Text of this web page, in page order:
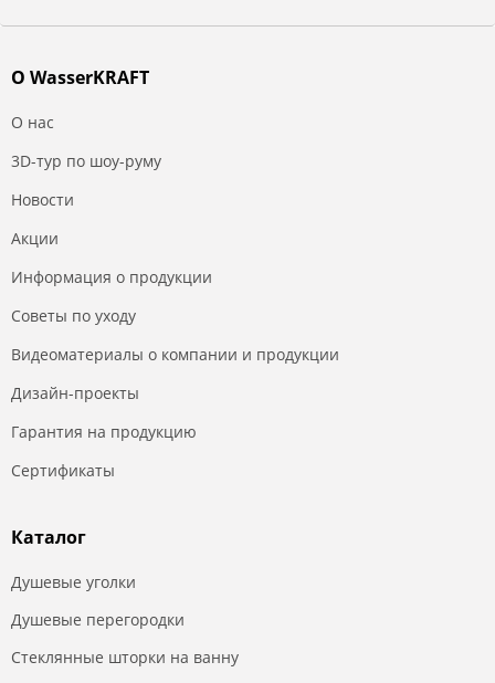
О WasserKRAFT
О нас
3D-тур по шоу-руму
Новости
Акции
Информация о продукции
Советы по уходу
Видеоматериалы о компании и продукции
Дизайн-проекты
Гарантия на продукцию
Сертификаты
Каталог
Душевые уголки
Душевые перегородки
Стеклянные шторки на ванну